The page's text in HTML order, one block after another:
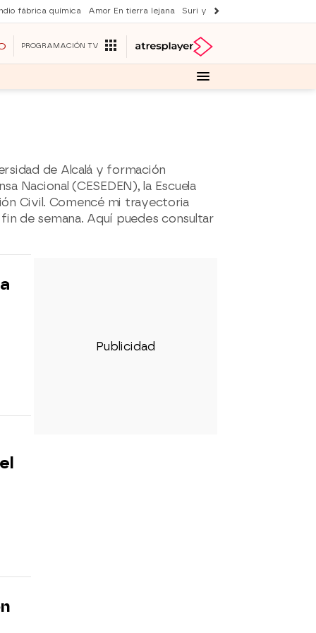
fábrica química Amor En tierra lejana Suri y Tom Cruise
PROGRAMACIÓN TV
de Alcalá y formación
Nacional (CESEDEN), la Escuela
Civil. Comencé mi trayectoria
de semana. Aquí puedes consultar